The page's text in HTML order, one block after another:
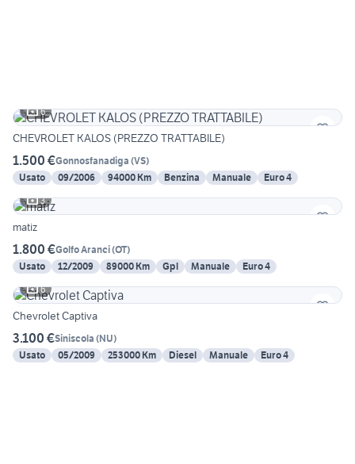
6
CHEVROLET KALOS (PREZZO TRATTABILE)
1.500 €Gonnosfanadiga (VS)
Usato
09/2006 94000 Km Benzina Manuale
Euro 4
3
matiz
1.800 €Golfo Aranci(OT)
Usato
12/2009 89000 Km Gpl Manuale
Euro 4
6
Chevrolet Captiva
3.100 €Siniscola (NU)
Usato
05/2009 253000 Km Diesel Manuale Euro 4